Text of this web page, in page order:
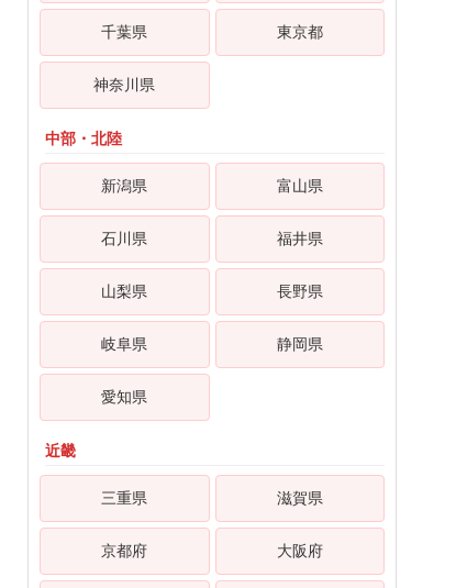
千葉県 東京都
神奈川県
中部・北陸
新潟県 富山県
石川県 福井県
山梨県 長野県
岐阜県 静岡県
愛知県
近畿
三重県 滋賀県
京都府 大阪府